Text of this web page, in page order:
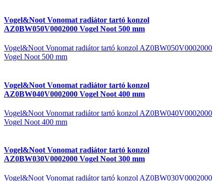
Vogel&Noot Vonomat radiátor tartó konzol
AZ0BW050V0002000 Vogel Noot 500 mm
Vogel&Noot Vonomat radiátor tartó konzol AZ0BW050V0002000
Vogel Noot 500 mm
Vogel&Noot Vonomat radiátor tartó konzol
AZ0BW040V0002000 Vogel Noot 400 mm
Vogel&Noot Vonomat radiátor tartó konzol AZ0BW040V0002000
Vogel Noot 400 mm
Vogel&Noot Vonomat radiátor tartó konzol
AZ0BW030V0002000 Vogel Noot 300 mm
Vogel&Noot Vonomat radiátor tartó konzol AZ0BW030V0002000